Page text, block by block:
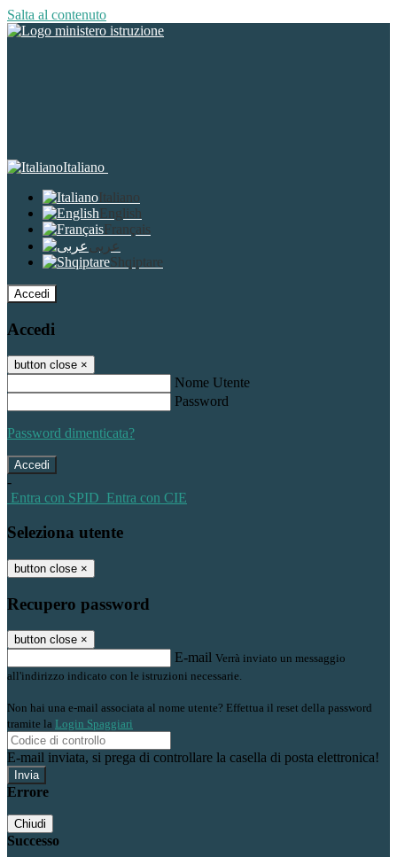
Salta al contenuto
Italiano
Italiano
English
Français
عربى
Shqiptare
Accedi
Accedi
button close ×
Nome Utente
Password
Password dimenticata?
-
Entra con SPID Entra con CIE
Seleziona utente
button close ×
Recupero password
button close ×
E-mail Verrà inviato un messaggio
all'indirizzo indicato con le istruzioni necessarie.
Non hai una e-mail associata al nome utente? Effettua il reset della password
tramite la Login Spaggiari
E-mail inviata, si prega di controllare la casella di posta elettronica!
Errore
Chiudi
Successo